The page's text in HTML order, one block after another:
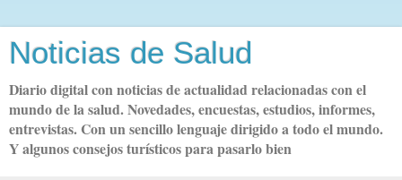
Noticias de Salud
Diario digital con noticias de actualidad relacionadas con el
mundo de la salud. Novedades, encuestas, estudios, informes,
entrevistas. Con un sencillo lenguaje dirigido a todo el mundo.
Y algunos consejos turísticos para pasarlo bien